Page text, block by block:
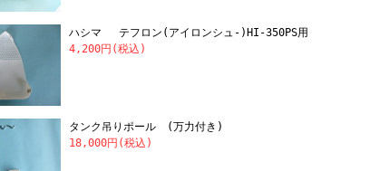
ハシマ テフロン(アイロンシュ-)HI-350PS用
4,200円(税込)
タンク吊りポール (万力付き)
18,000円(税込)